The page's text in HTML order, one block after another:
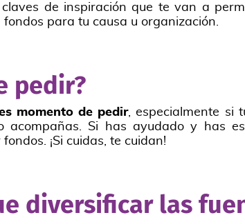
de inspiración que te van a
para tu causa u organización.
pedir?
momento de pedir, especialmente si
acompañas. Si has ayudado y has
¡Si cuidas, te cuidan!
diversificar las